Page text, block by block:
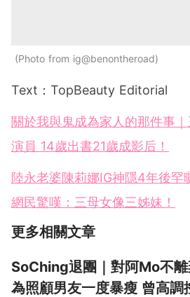
Photo from ig@benontheroad
Text：TopBeauty Editorial
關於我與鬼成為家人的那件事
演員 14歲出書21歲成影后！
陸永老婆陳莉娜IG神隱4年後罕
網民驚嘆：三母女像三姊妹！
更多相關文章
SoChing退團｜對阿Mo不
為照顧男友一度暴瘦 曾高調